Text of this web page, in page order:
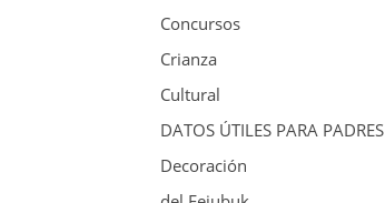
Concursos
Crianza
Cultural
DATOS ÚTILES PARA PADRES
Decoración